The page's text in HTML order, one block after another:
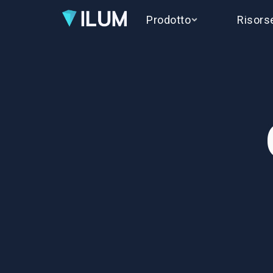
Prodotto